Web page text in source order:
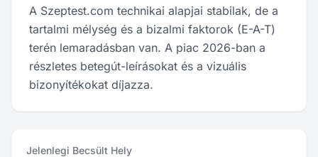
A Szeptest.com technikai alapjai stabilak, de a
tartalmi mélység és a bizalmi faktorok (E-A-T)
terén lemaradásban van. A piac 2026-ban a
részletes betegút-leírásokat és a vizuális
bizonyítékokat díjazza.
Jelenlegi Becsült Hely